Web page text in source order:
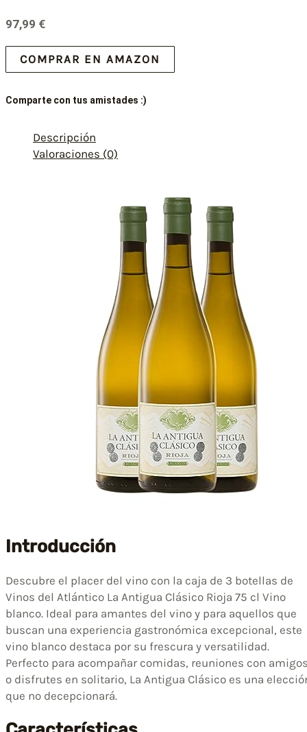
97,99 €
COMPRAR EN AMAZON
Comparte con tus amistades :)
Descripción
Valoraciones (0)
Introducción
Descubre el placer del vino con la caja de 3 botellas de
Vinos del Atlántico La Antigua Clásico Rioja 75 cl Vino
blanco. Ideal para amantes del vino y para aquellos que
buscan una experiencia gastronómica excepcional, este
vino blanco destaca por su frescura y versatilidad.
Perfecto para acompañar comidas, reuniones con
o disfrutes en solitario, La Antigua Clásico es una
que no decepcionará.